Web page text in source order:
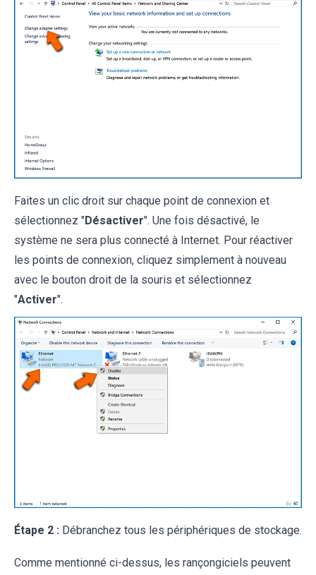
Faites un clic droit sur chaque point de connexion et
sélectionnez "Désactiver". Une fois désactivé, le
système ne sera plus connecté à Internet. Pour réactiver
les points de connexion, cliquez simplement à nouveau
avec le bouton droit de la souris et sélectionnez
"Activer".
Étape 2 : Débranchez tous les périphériques de stockage.
Comme mentionné ci-dessus, les rançongiciels peuvent